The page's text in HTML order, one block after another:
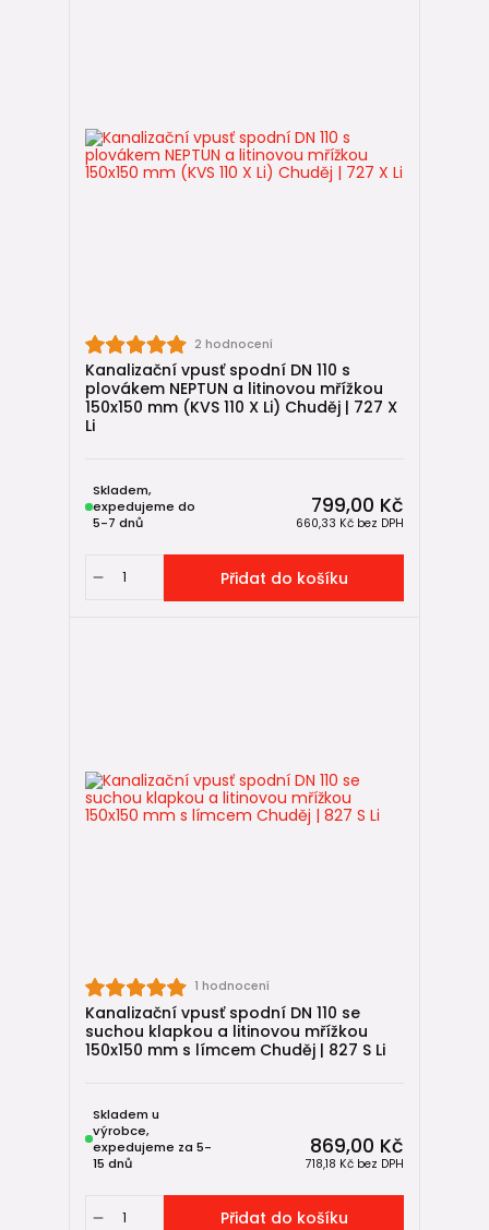
2 hodnocení
Kanalizační vpusť spodní DN 110 s
plovákem NEPTUN a litinovou mřížkou
150x150 mm (KVS 110 X Li) Chuděj | 727 X
Li
799,00 Kč
660,33 Kč bez DPH
Skladem,
expedujeme do
5-7 dnů
Přidat do košíku
1 hodnocení
Kanalizační vpusť spodní DN 110 se
suchou klapkou a litinovou mřížkou
150x150 mm s límcem Chuděj | 827 S Li
869,00 Kč
718,18 Kč bez DPH
Skladem u
výrobce,
expedujeme za 5-
15 dnů
Přidat do košíku